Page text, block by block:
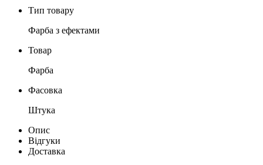
Тип товару
Фарба з ефектами
Товар
Фарба
Фасовка
Штука
Опис
Відгуки
Доставка